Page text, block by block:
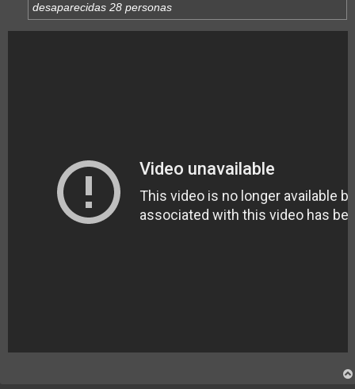
desaparecidas 28 personas